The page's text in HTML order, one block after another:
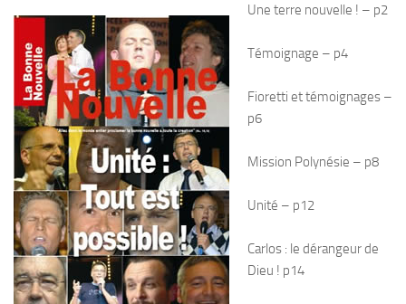
Une terre nouvelle ! – p2
Témoignage – p4
Fioretti et témoignages –
p6
Mission Polynésie – p8
Unité – p12
Carlos : le dérangeur de
Dieu ! p14